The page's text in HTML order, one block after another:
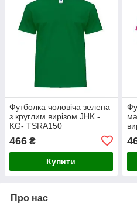
Футболка чоловіча зелена
з круглим вирізом JHK -
KG- TSRA150
466 ₴
Купити
Про нас